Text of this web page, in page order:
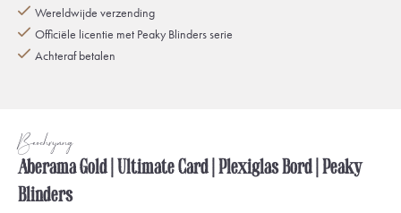
Wereldwijde verzending
Officiële licentie met Peaky Blinders serie
Achteraf betalen
Beschrijving
Aberama Gold | Ultimate Card | Plexiglas Bord | Peaky
Blinders